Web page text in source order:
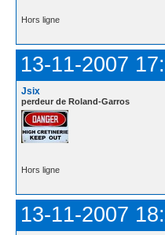
Hors ligne
13-11-2007
Jsix
perdeur de Roland-Garros
Hors ligne
13-11-2007